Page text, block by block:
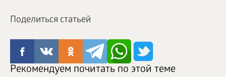
Поделиться статьей
Рекомендуем почитать по этой теме